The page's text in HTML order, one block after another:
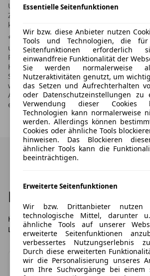
Unverbindliches Angebot des Händlers.
Zwischenverkauf vorbehalten!
keine Gewähr für die Richtigkeit der
* Weitere Informationen zum offiziellen
und den offiziellen spezifischen CO2-
Personenkraftwagen können dem
Kraftstoffverbrauch, die CO2-Emissionen
Stromverbrauch neuer
werden, der an allen Verkaufsstellen und
Automobil Treuhand GmbH unter
erhältlich ist.
Häufig gestellte
Hier finden Sie die häufigsten Fragen zu
Leasingübernahmen und dem Leasing
Was ist Leasing?
Essentielle Seitenfunktionen
Wir bzw. diese Anbieter nutzen
Tools und Technologien, die
Seitenfunktionen
einwandfreie Funktionalität der
Sie werden normalerweise
Nutzeraktivitäten genutzt, um
das Setzen und Aufrechterhalten
oder Datenschutzeinstellungen zu
Verwendung dieser Cookies
Technologien kann normalerweise
werden. Allerdings können
Cookies oder ähnliche Tools
hinweisen. Das Blockieren
ähnlicher Tools kann die
beeinträchtigen.
Erweiterte Seitenfunktionen
Wir bzw. Drittanbieter nutzen
technologische Mittel, darunter
ähnliche Tools auf unserer
erweiterte Seitenfunktionen
verbessertes Nutzungserlebnis
Durch diese erweiterten
wir die Personalisierung unseres
um Ihre Suchvorgänge bei einem